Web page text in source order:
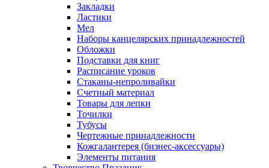
Закладки
Ластики
Мел
Наборы канцелярских принадлежностей
Обложки
Подставки для книг
Расписание уроков
Стаканы-непроливайки
Счетный материал
Товары для лепки
Точилки
Тубусы
Чертежные принадлежности
Кожгалантерея (бизнес-аксессуары)
Элементы питания